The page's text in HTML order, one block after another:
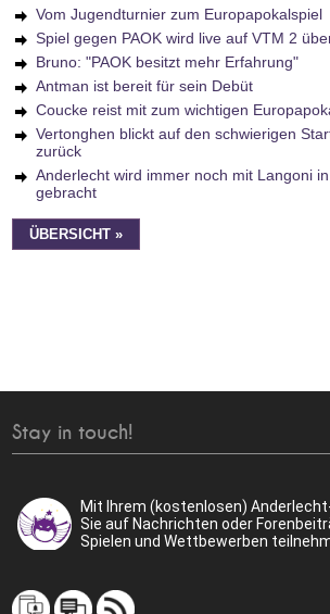
Vom Jugendturnier zum Europapokalspiel
Spiel gegen PAOK wird live auf VTM 2
Bruno: "PAOK besitzt mehr Erfahrung"
Antman ist bereit für sein Debüt
Coucke reist mit zum wichtigen
Vertonghen blickt auf den schwierigen
zurück
Anderlecht wird immer noch mit Langoni
gebracht
ÜBERSICHT »
Stay in touch!
Mit Ihrem (kostenlosen)
Sie auf Nachrichten oder
Spielen und Wettbewerben